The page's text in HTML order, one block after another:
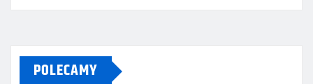
POLECAMY